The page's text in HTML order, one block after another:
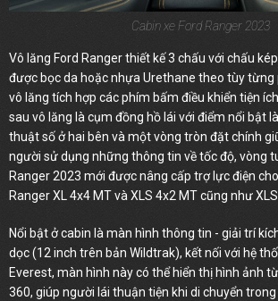
Cabin xe Ford Ranger 2023
Vô lăng Ford Ranger thiết kế 3 chấu với chấu
được bọc da hoặc nhựa Urethane theo tùy từng
vô lăng tích hợp các phím bấm điều khiển tiện
sau vô lăng là cụm đồng hồ lái với điểm nổi bật
thuật số ở hai bên và một vòng tròn đặt chính
người sử dụng những thông tin về tốc độ, vòng
Ranger 2023 mới được nâng cấp trợ lực điện
Ranger XL 4x4 MT và XLS 4x2 MT cũng như
Nổi bật ở cabin là màn hình thông tin - giải trí
dọc (12 inch trên bản Wildtrak), kết nối với hệ
Everest, màn hình này có thể hiển thị hình ảnh
360, giúp người lái thuận tiện khi di chuyển